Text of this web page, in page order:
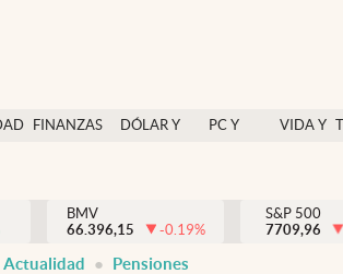
FINANZAS
DÓLAR Y
PC Y
VIDA Y
México
BMV
66.396,15
-0.19%
S&P 500
7709,96
Actualidad Pensiones